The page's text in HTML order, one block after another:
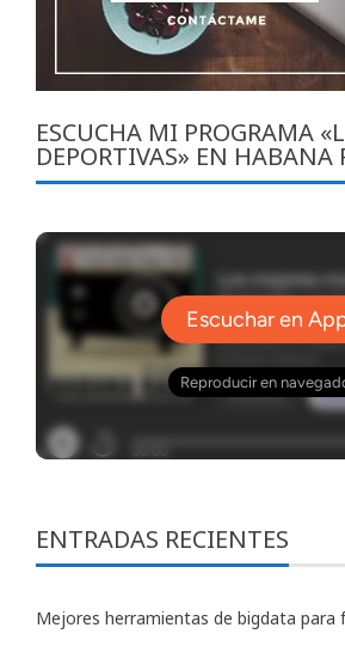
ESCUCHA MI PROGRAMA
DEPORTIVAS» EN HABANA
ENTRADAS RECIENTES
Mejores herramientas de bigdata para